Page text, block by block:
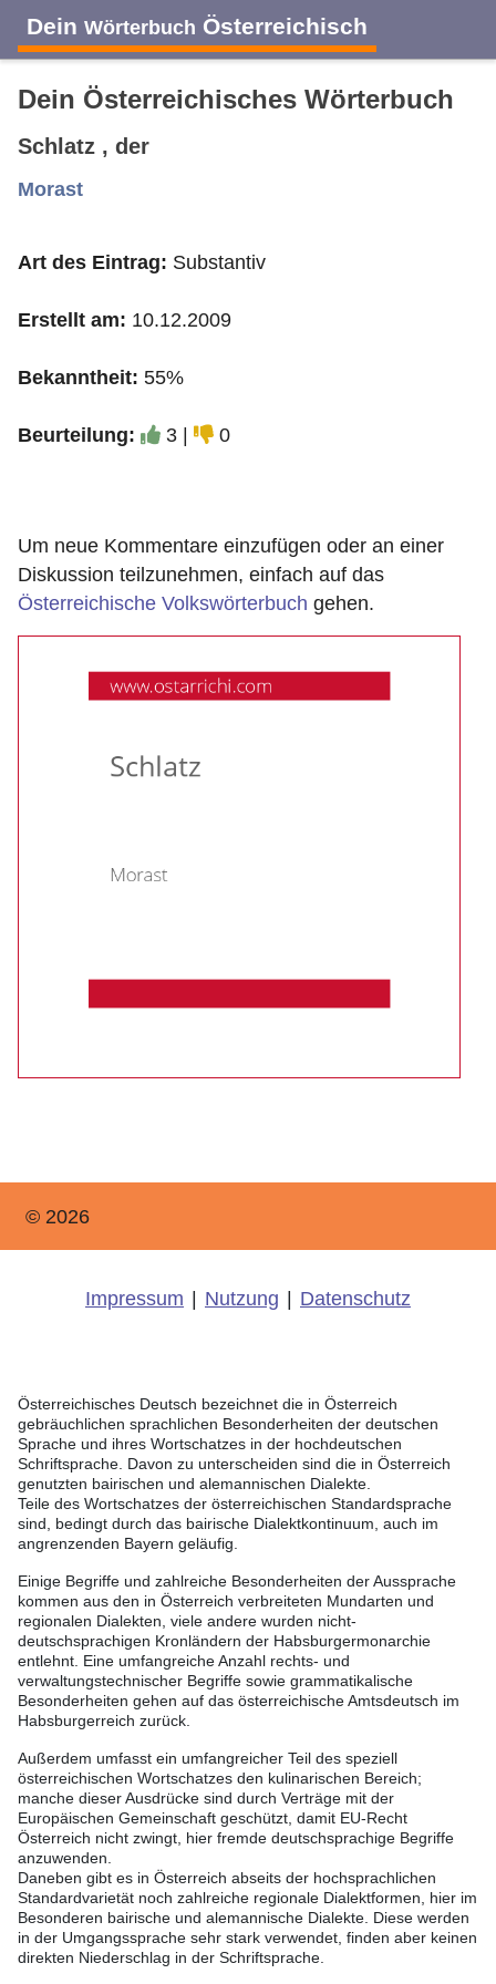
Dein Wörterbuch Österreichisch
A B
J K L M N
Dein Österreichisches Wörterbuch
Schlatz , der
Morast
Art des Eintrag: Substantiv
Erstellt am: 10.12.2009
Bekanntheit: 55%
Beurteilung: 3 | 0
Um neue Kommentare einzufügen oder an einer
Diskussion teilzunehmen, einfach auf das
Österreichische Volkswörterbuch gehen.
© 2026
Impressum Nutzung Datenschutz
Österreichisches Deutsch bezeichnet die in Österreich
gebräuchlichen sprachlichen Besonderheiten der deutschen
Sprache und ihres Wortschatzes in der hochdeutschen
Schriftsprache. Davon zu unterscheiden sind die in Österreich
genutzten bairischen und alemannischen Dialekte.
Teile des Wortschatzes der österreichischen Standardsprache
sind, bedingt durch das bairische Dialektkontinuum, auch im
angrenzenden Bayern geläufig.
Einige Begriffe und zahlreiche Besonderheiten der Aussprache
kommen aus den in Österreich verbreiteten Mundarten und
regionalen Dialekten, viele andere wurden nicht-
deutschsprachigen Kronländern der Habsburgermonarchie
entlehnt. Eine umfangreiche Anzahl rechts- und
verwaltungstechnischer Begriffe sowie grammatikalische
Besonderheiten gehen auf das österreichische Amtsdeutsch im
Habsburgerreich zurück.
Außerdem umfasst ein umfangreicher Teil des speziell
österreichischen Wortschatzes den kulinarischen Bereich;
manche dieser Ausdrücke sind durch Verträge mit der
Europäischen Gemeinschaft geschützt, damit EU-Recht
Österreich nicht zwingt, hier fremde deutschsprachige Begriffe
anzuwenden.
Daneben gibt es in Österreich abseits der hochsprachlichen
Standardvarietät noch zahlreiche regionale Dialektformen, hier im
Besonderen bairische und alemannische Dialekte. Diese werden
in der Umgangssprache sehr stark verwendet, finden aber keinen
direkten Niederschlag in der Schriftsprache.